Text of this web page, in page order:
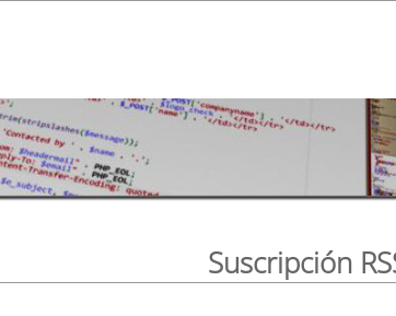
Suscripción